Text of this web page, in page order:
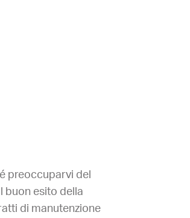
preoccuparvi del
buon esito della
di manutenzione